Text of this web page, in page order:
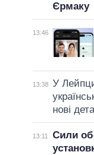
Єрмаку
13:46
13:38 У
нові
13:11
Сили